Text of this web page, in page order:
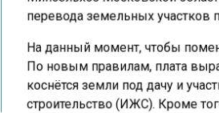
перевода земельных участков
На данный момент, чтобы
По новым правилам, плата
коснётся земли под дачу и
строительство (ИЖС). Кроме